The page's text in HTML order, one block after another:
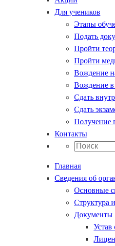
Для учеников
Этапы
Подать
Пройти
Пройти
Вождение
Вождение в
Сдать
Сдать
Получение
Контакты
Главная
Сведения об
Основные
Структура
Документы
Устав